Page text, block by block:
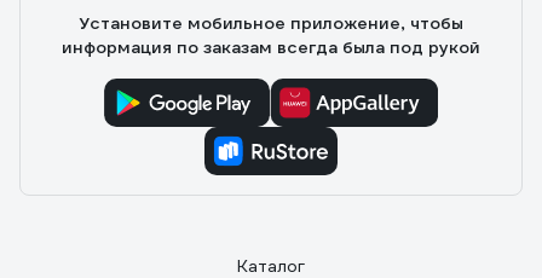
Установите мобильное приложение, чтобы
информация по заказам всегда была под рукой
Каталог